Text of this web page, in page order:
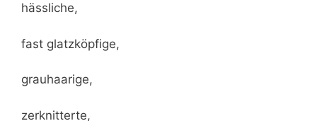
hässliche,
fast glatzköpfige,
grauhaarige,
zerknitterte,